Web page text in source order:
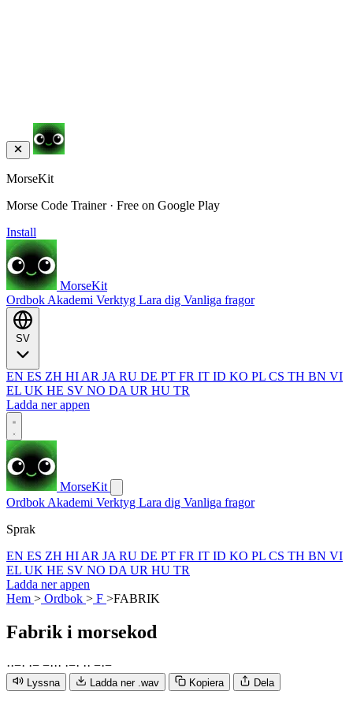
MorseKit
Morse Code Trainer · Free on Google Play
Install
MorseKit
Ordbok Akademi Verktyg Lara dig Vanliga fragor
EN ES ZH HI AR JA RU DE PT FR IT ID KO PL CS TH BN VI
EL UK HE SV NO DA UR HU TR
Ladda ner appen
MorseKit
Ordbok Akademi Verktyg Lara dig Vanliga fragor
Sprak
EN ES ZH HI AR JA RU DE PT FR IT ID KO PL CS TH BN VI
EL UK HE SV NO DA UR HU TR
Ladda ner appen
Hem > Ordbok > F >FABRIK
Fabrik i morsekod
··−· ·− −··· ·−· ·· −·−
Lyssna Ladda ner .wav Kopiera Dela